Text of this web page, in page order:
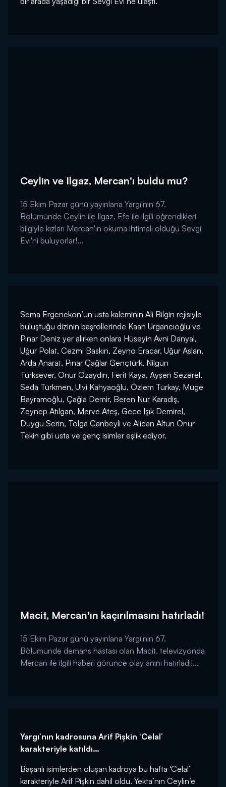
Ceylin ve Ilgaz, Mercan'ı buldu mu?
15 Ekim Pazar günü yayınlana Yargı'nın 67.
Bölümünde Ceylin ile Ilgaz, Efe ile ilgili öğrendikleri
bilgiyle kızları Mercan'ın okuma ihtimali olduğu Sevgi
Evi'ni buluyorlar!...
Sema Ergenekon’un usta kaleminin Ali Bilgin rejisiyle
buluştuğu dizinin başrollerinde Kaan Urgancıoğlu ve
Pınar Deniz yer alırken onlara Hüseyin Avni Danyal,
Uğur Polat, Cezmi Baskın, Zeyno Eracar, Uğur Aslan,
Arda Anarat, Pınar Çağlar Gençtürk, Nilgün
Türksever, Onur Özaydın, Ferit Kaya, Ayşen Sezerel,
Seda Türkmen, Ulvi Kahyaoğlu, Özlem Türkay, Müge
Bayramoğlu, Çağla Demir, Beren Nur Karadiş,
Zeynep Atılgan, Merve Ateş, Gece Işık Demirel,
Duygu Serin, Tolga Canbeyli ve Alican Altun Onur
Tekin gibi usta ve genç isimler eşlik ediyor.
Macit, Mercan'ın kaçırılmasını hatırladı!
15 Ekim Pazar günü yayınlana Yargı'nın 67.
Bölümünde demans hastası olan Macit, televizyonda
Mercan ile ilgili haberi görünce olay anını hatırladı!...
Yargı’nın kadrosuna Arif Pişkin ‘Celal’
karakteriyle katıldı…
Başarılı isimlerden oluşan kadroya bu hafta ‘Celal’
karakteriyle Arif Pişkin dahil oldu. Yekta’nın Ceylin’e